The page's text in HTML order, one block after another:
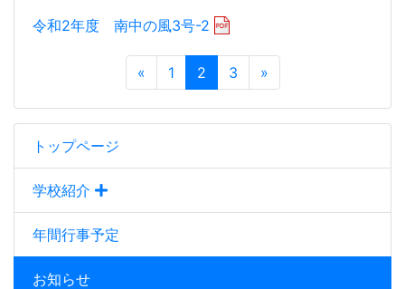
トップページ
学校紹介
年間行事予定
お知らせ
令和2年度 南中の風3号-2
« 1 2 3 »